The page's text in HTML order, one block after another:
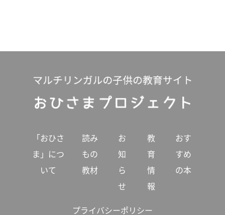
「おひさ
ま」につ
いて
読み
もの
教材
お
知
ら
せ
教
育
情
報
おす
すめ
の本
プライバシーポリシー